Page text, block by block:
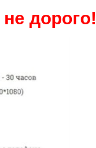
дорого!